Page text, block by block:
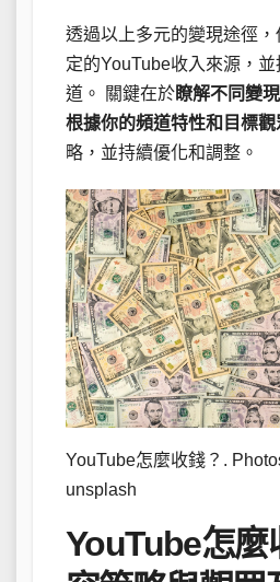
透過以上多元的變現途徑
定的YouTube收入來源，
道。 關鍵在於瞭解不同變
根據你的頻道特性和目標觀
略，並持續優化和調整。
YouTube怎麼收錢？.
unsplash
YouTube怎麼